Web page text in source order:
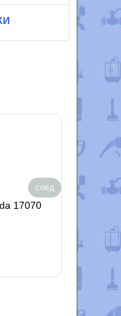
17070
след